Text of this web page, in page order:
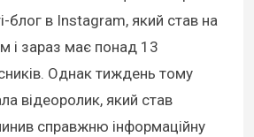
блог в Instagram, який став на
і зараз має понад 13
Однак тиждень тому
відеоролик, який став
справжню інформаційну